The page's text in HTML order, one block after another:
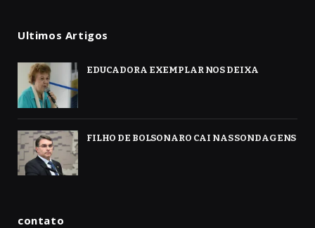
Ultimos Artigos
EDUCADORA EXEMPLAR NOS DEIXA
FILHO DE BOLSONARO CAI NAS SONDAGENS
contato